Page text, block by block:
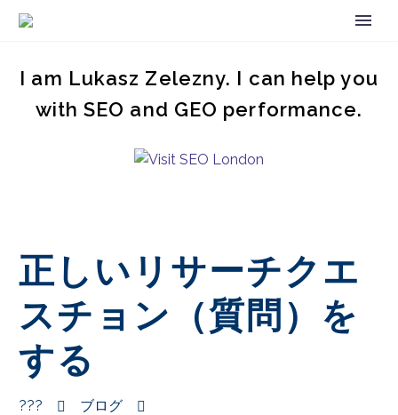
I am Lukasz Zelezny. I can help you
with SEO and GEO performance.
正しいリサーチクエ
スチョン（質問）を
する
???
ブログ